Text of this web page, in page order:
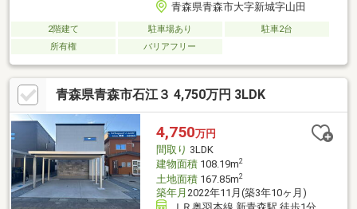
青森県青森市大字新城字山田
2階建て 駐車場あり
駐車2台
所有権
バリアフリー
青森県青森市石江３ 4,750万円 3LDK
4,750万円
間取り 3LDK
建物面積108.19m2
土地面積167.85m2
築年月 2022年11月(築3年10ヶ月)